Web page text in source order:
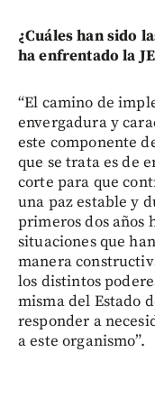
¿Cuáles han sido
ha enfrentado la
“El camino de
envergadura y
este componente
que se trata es de
corte para que
una paz estable y
primeros dos años
situaciones que
manera
los distintos
misma del Estado
responder a
a este organismo”.